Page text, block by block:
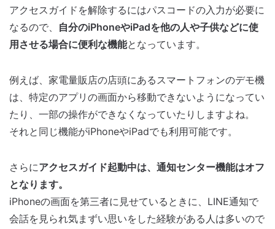
アクセスガイドを解除するにはパスコードの入力が必要に
なるので、 自分のiPhoneやiPadを他の人や子供などに使
用させる場合に便利な機能となっています。
例えば、家電量販店の店頭にあるスマートフォンのデモ機
は、特定のアプリの画面から移動できないようになってい
たり、一部の操作ができなくなっていたりしますよね。
それと同じ機能がiPhoneやiPadでも利用可能です。
さらにアクセスガイド起動中は、通知センター機能はオフ
となります。
iPhoneの画面を第三者に見せているときに、LINE通知で
会話を見られ気まずい思いをした経験がある人は多いので